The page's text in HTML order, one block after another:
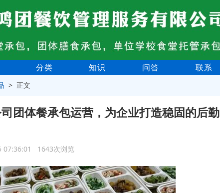
分类 知识 问答 联系
> 正文
团体餐承包运营，为企业打造稳固的后勤
07:36:01 1643次浏览